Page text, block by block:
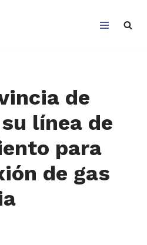
de
línea de
para
de gas